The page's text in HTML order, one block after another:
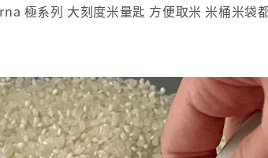
極系列 大刻度米量匙 方便取米 米桶米袋